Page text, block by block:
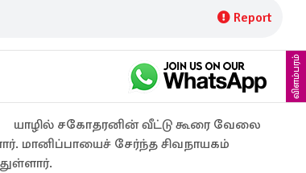
Report
விளம்பரம்
யாழில் சகோதரனின் வீட்டு கூரை வேலை
மானிப்பாயைச் சேர்ந்த சிவநாயகம்